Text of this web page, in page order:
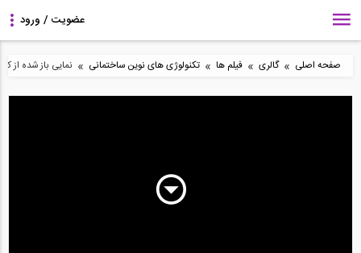
صفحه اصلی » گالری » فیلم ها » تکنولوژی های نوین ساختمانی » نمایی باز شده از
CTBUH 2014
Shanghai Conference